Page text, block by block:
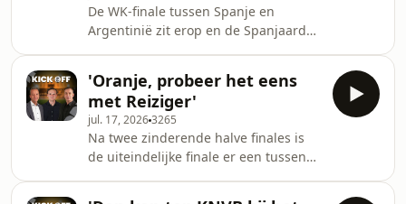
natuurlijk de uithaal van Erik ten Hag
naar het Nederlandse voetbal aan.
Feyenoord lij
De WK-finale tussen Spanje en
Argentinië zit erop en de Spanjaarden
voetbalpodcast Kick-off bespreken
Valentijn Driessen, Jeroen Kapteijns
en Tijmen Lensink onder meer de
opvallende halftime show, waar de
FIFA daar zeker moet ingrijpen en wat
Cucurella gemeen heeft met de
'Oranje, probeer het eens
met Reiziger'
jul. 17, 20263265
Na twee zinderende halve finales is
de uiteindelijke finale er een tussen